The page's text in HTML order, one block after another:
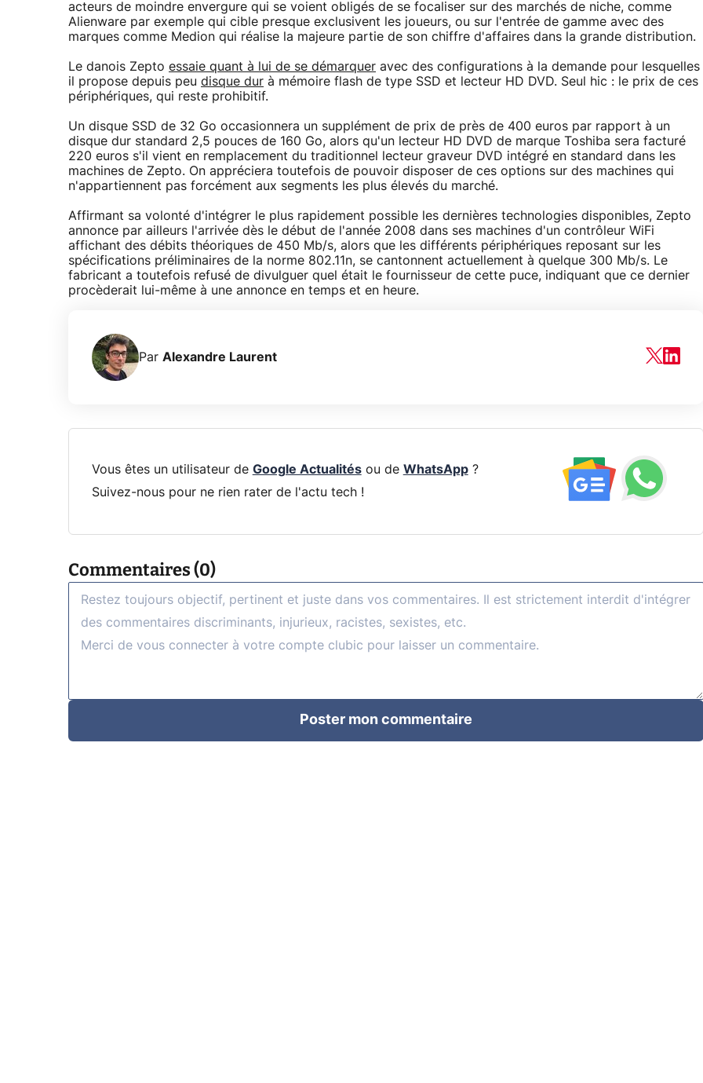
acteurs de moindre envergure qui se voient obligés de se focaliser sur des marchés de niche, comme
Alienware par exemple qui cible presque exclusivent les joueurs, ou sur l'entrée de gamme avec des
marques comme Medion qui réalise la majeure partie de son chiffre d'affaires dans la grande distribution.
Le danois Zepto essaie quant à lui de se démarquer avec des configurations à la demande pour lesquelles
il propose depuis peu disque dur à mémoire flash de type SSD et lecteur HD DVD. Seul hic : le prix de ces
périphériques, qui reste prohibitif.
Un disque SSD de 32 Go occasionnera un supplément de prix de près de 400 euros par rapport à un
disque dur standard 2,5 pouces de 160 Go, alors qu'un lecteur HD DVD de marque Toshiba sera facturé
220 euros s'il vient en remplacement du traditionnel lecteur graveur DVD intégré en standard dans les
machines de Zepto. On appréciera toutefois de pouvoir disposer de ces options sur des machines qui
n'appartiennent pas forcément aux segments les plus élevés du marché.
Affirmant sa volonté d'intégrer le plus rapidement possible les dernières technologies disponibles, Zepto
annonce par ailleurs l'arrivée dès le début de l'année 2008 dans ses machines d'un contrôleur WiFi
affichant des débits théoriques de 450 Mb/s, alors que les différents périphériques reposant sur les
spécifications préliminaires de la norme 802.11n, se cantonnent actuellement à quelque 300 Mb/s. Le
fabricant a toutefois refusé de divulguer quel était le fournisseur de cette puce, indiquant que ce dernier
procèderait lui-même à une annonce en temps et en heure.
Par Alexandre Laurent
Vous êtes un utilisateur de Google Actualitésou de WhatsApp?
Suivez-nous pour ne rien rater de l'actu tech !
Commentaires (0)
Poster mon commentaire